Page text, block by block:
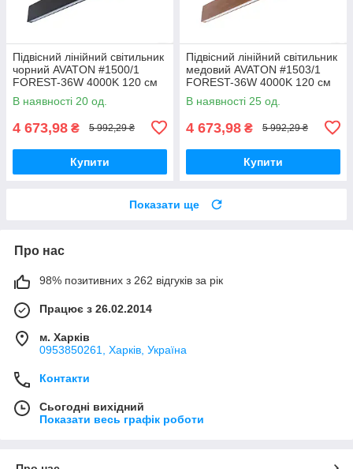
Підвісний лінійний світильник
чорний AVATON #1500/1
FOREST-36W 4000K 120 см
(бук)
В наявності 20 од.
4 673,98 ₴ 5 992,29 ₴
Купити
Підвісний лінійний світильник
медовий AVATON #1503/1
FOREST-36W 4000K 120 см
(бук)
В наявності 25 од.
4 673,98 ₴ 5 992,29 ₴
Купити
Показати ще
Про нас
98% позитивних з 262 відгуків за рік
Працює з 26.02.2014
м. Харків
0953850261, Харків, Україна
Контакти
Сьогодні вихідний
Показати весь графік роботи